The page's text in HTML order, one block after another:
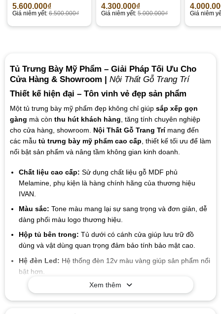
5.600.000₫
Giá niêm yết: 6.500.000₫
4.300.000₫
Giá niêm yết: 5.000.000₫ Giá niêm
Tủ Trưng Bày Mỹ Phẩm – Giải Pháp Tối Ưu Cho
Cửa Hàng & Showroom | Nội Thất Gỗ Trang Trí
Thiết kế hiện đại – Tôn vinh vẻ đẹp sản phẩm
Một tủ trưng bày mỹ phẩm đẹp không chỉ giúp sắp xếp gọn
gàng mà còn thu hút khách hàng, tăng tính chuyên nghiệp
cho cửa hàng, showroom. Nội Thất Gỗ Trang Trímang đến
các mẫu tủ trưng bày mỹ phẩm cao cấp, thiết kế tối ưu để làm
nổi bật sản phẩm và nâng tầm không gian kinh doanh.
Chất liệu cao cấp: Sử dụng chất liệu gỗ MDF phủ
Melamine, phụ kiện là hàng chính hãng của thương hiệu
IVAN.
Màu sắc: Tone màu mang lại sự sang trọng và đơn giản, dễ
dàng phối màu logo thương hiệu.
Hộp tủ bên trong: Tủ dưới có cánh cửa giúp lưu trữ đồ
dùng và vật dùng quan trọng đảm bảo tính bảo mật cao.
Hệ đèn Led: Hệ thống đèn 12v màu vàng giúp sản phẩm nổi
bật hơn.
Mẫu mã đa dạng
: Xưởng chúng tôi sản xuất đa dạng các
Xem thêm